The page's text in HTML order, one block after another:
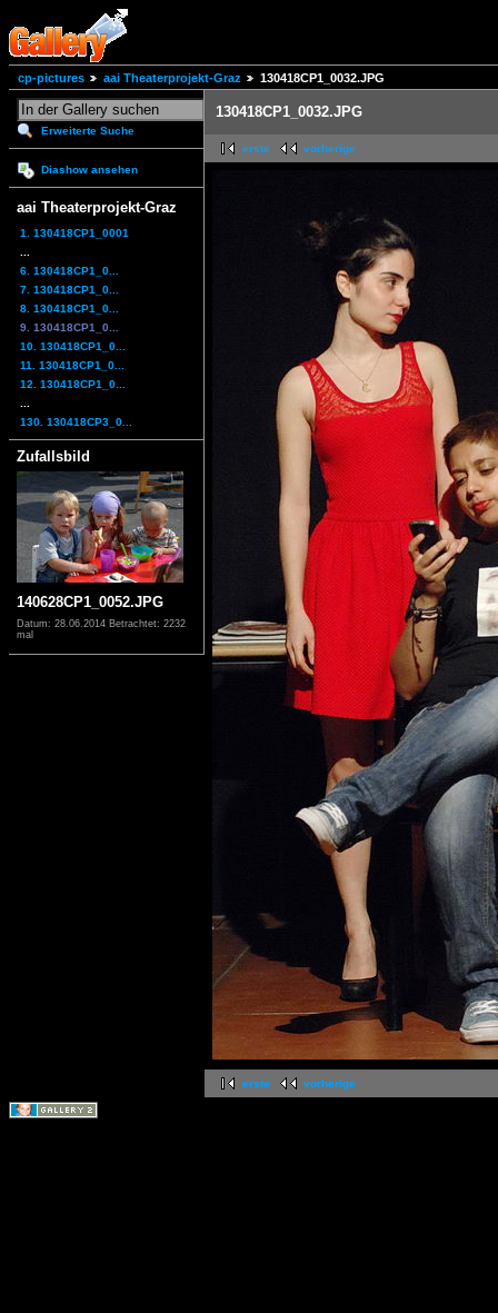
cp-pictures aai Theaterprojekt-Graz 130418CP1_0032.JPG
Erweiterte Suche
Diashow ansehen
aai Theaterprojekt-Graz
1. 130418CP1_0001
6. 130418CP1_0...
7. 130418CP1_0...
8. 130418CP1_0...
9. 130418CP1_0...
10. 130418CP1_0...
11. 130418CP1_0...
12. 130418CP1_0...
130. 130418CP3_0...
Zufallsbild
140628CP1_0052.JPG
Datum: 28.06.2014 Betrachtet: 2232
mal
130418CP1_0032.JPG
erste vorherige
erste vorherige